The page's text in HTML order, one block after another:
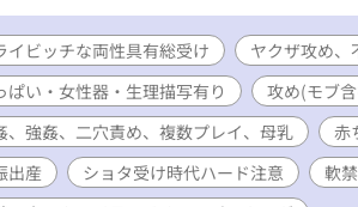
イビッチな両性具有総受け
ヤクザ攻め、
ぱい・女性器・生理描写有り
攻め(モブ
、強姦、二穴責め、複数プレイ、母乳
赤
出産
ショタ受け時代ハード注意
軟